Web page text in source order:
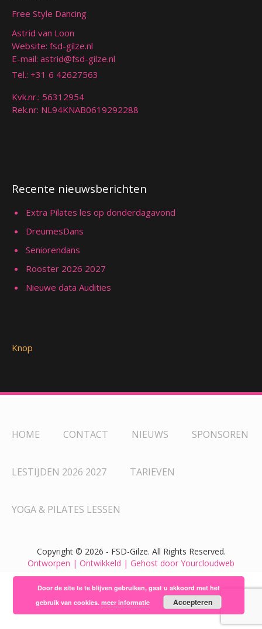
Free Style Dancing
Astrid van Loon
Website: fsd-gilze.nl
E-mail: astrid@fsd-gilze.nl
Tel.: +31 6 42627563
Kvk.nr.: 56312954
Rek.nr: NL94KNAB0619292288
Recente nieuwsberichten
Extra Pilates les op donderdagavond
DreumesDans
Seniorendans
Rooster 2026 2027
Nieuwe data Audities
Knop
HOME CONTACT NIEUWS SPONSOREN
LESTIJDEN 2026 2027 TARIEVEN
YOGA & PILATES LESSEN
Copyright © 2026 - FSD-Gilze. All Rights Reserved.
Ontworpen | Ontwikkeld | Gehost door Yourcloudweb
Door de site te te blijven gebruiken, gaat u akkoord met het
gebruik van cookies.meer informatie Accepteren